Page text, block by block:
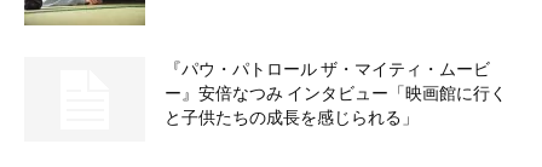
『パウ・パトロール ザ・マイティ・ムービ
ー』安倍なつみ インタビュー「映画館に行く
と子供たちの成長を感じられる」